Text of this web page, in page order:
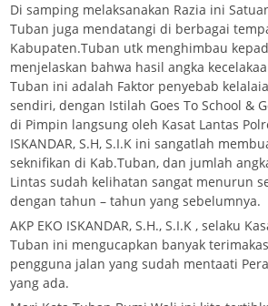
Di samping melaksanakan Razia ini
Tuban juga mendatangi di berbagai
Kabupaten.Tuban utk menghimbau
menjelaskan bahwa hasil angka
Tuban ini adalah Faktor penyebab
sendiri, dengan Istilah Goes To School &
di Pimpin langsung oleh Kasat Lantas
ISKANDAR, S.H, S.I.K ini sangatlah
seknifikan di Kab.Tuban, dan jumlah
Lintas sudah kelihatan sangat menurun
dengan tahun – tahun yang sebelumnya.
AKP EKO ISKANDAR, S.H., S.I.K , selaku
Tuban ini mengucapkan banyak
pengguna jalan yang sudah mentaati
yang ada.